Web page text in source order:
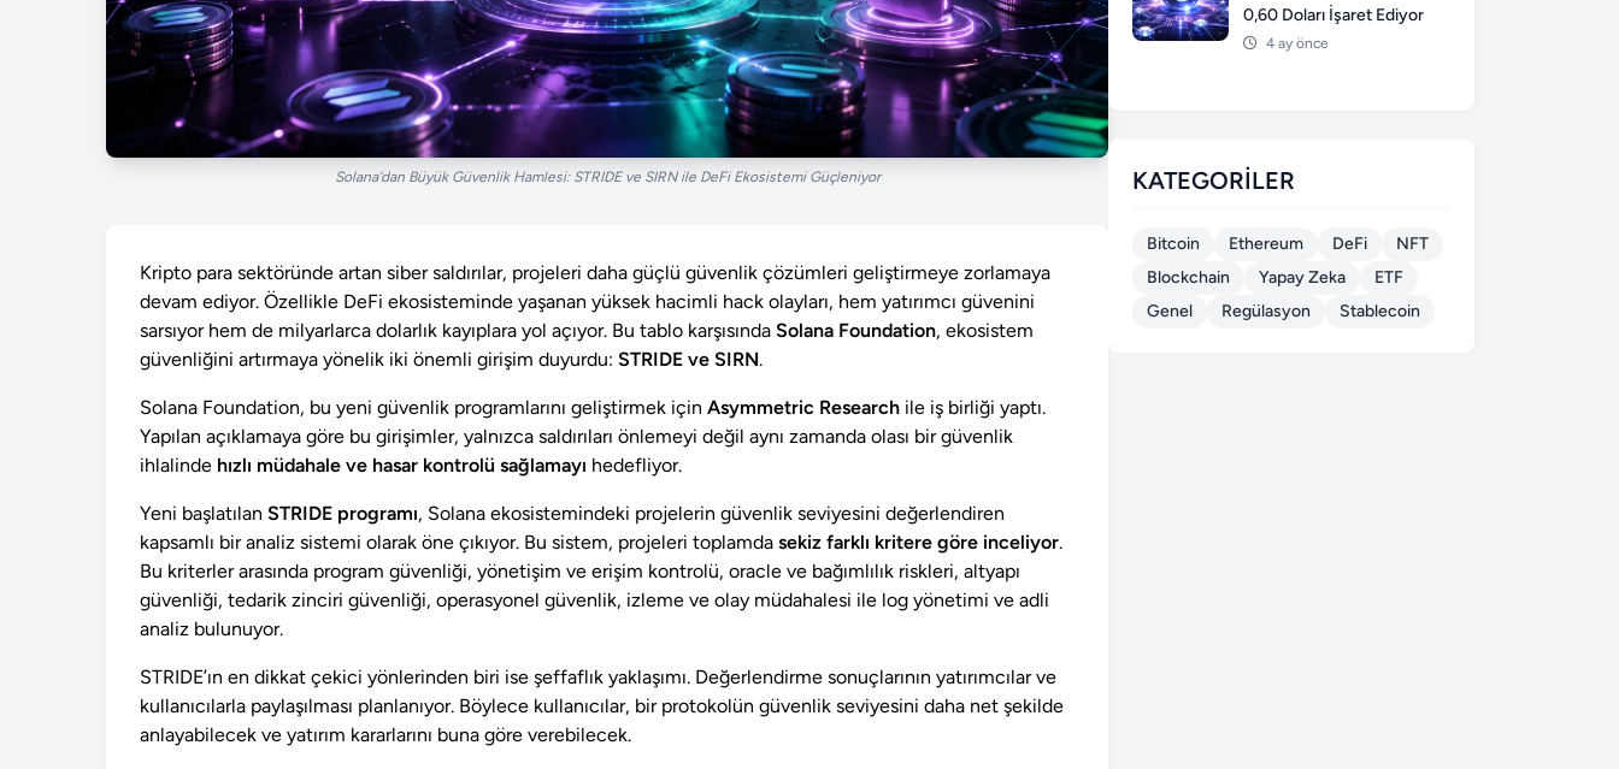
Solana’dan Büyük Güvenlik Hamlesi: STRIDE ve SIRN ile DeFi Ekosistemi Güçleniyor
Kripto para sektöründe artan siber saldırılar, projeleri daha güçlü güvenlik çözümleri geliştirmeye zorlamaya
devam ediyor. Özellikle DeFi ekosisteminde yaşanan yüksek hacimli hack olayları, hem yatırımcı güvenini
sarsıyor hem de milyarlarca dolarlık kayıplara yol açıyor. Bu tablo karşısında Solana Foundation, ekosistem
güvenliğini artırmaya yönelik iki önemli girişim duyurdu: STRIDE ve SIRN.
Solana Foundation, bu yeni güvenlik programlarını geliştirmek için Asymmetric Research ile iş birliği yaptı.
Yapılan açıklamaya göre bu girişimler, yalnızca saldırıları önlemeyi değil aynı zamanda olası bir güvenlik
ihlalinde hızlı müdahale ve hasar kontrolü sağlamayı hedefliyor.
Yeni başlatılan STRIDE programı, Solana ekosistemindeki projelerin güvenlik seviyesini değerlendiren
kapsamlı bir analiz sistemi olarak öne çıkıyor. Bu sistem, projeleri toplamda sekiz farklı kritere göre inceliyor.
Bu kriterler arasında program güvenliği, yönetişim ve erişim kontrolü, oracle ve bağımlılık riskleri, altyapı
güvenliği, tedarik zinciri güvenliği, operasyonel güvenlik, izleme ve olay müdahalesi ile log yönetimi ve adli
analiz bulunuyor.
STRIDE’ın en dikkat çekici yönlerinden biri ise şeffaflık yaklaşımı. Değerlendirme sonuçlarının yatırımcılar ve
kullanıcılarla paylaşılması planlanıyor. Böylece kullanıcılar, bir protokolün güvenlik seviyesini daha net şekilde
anlayabilecek ve yatırım kararlarını buna göre verebilecek.
0,60 Doları İşaret Ediyor
4 ay önce
KATEGORILER
Bitcoin Ethereum DeFi
NFT
Blockchain
Yapay Zeka
ETF
Genel
Regülasyon Stablecoin